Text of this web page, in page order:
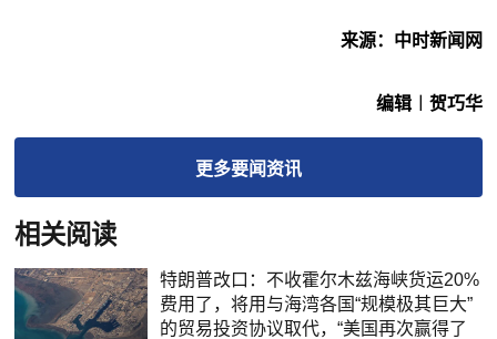
来源：中时新闻网
编辑︱贺巧华
更多要闻资讯
相关阅读
特朗普改口：不收霍尔木兹海峡货运20%
费用了，将用与海湾各国“规模极其巨大”
的贸易投资协议取代，“美国再次赢得了